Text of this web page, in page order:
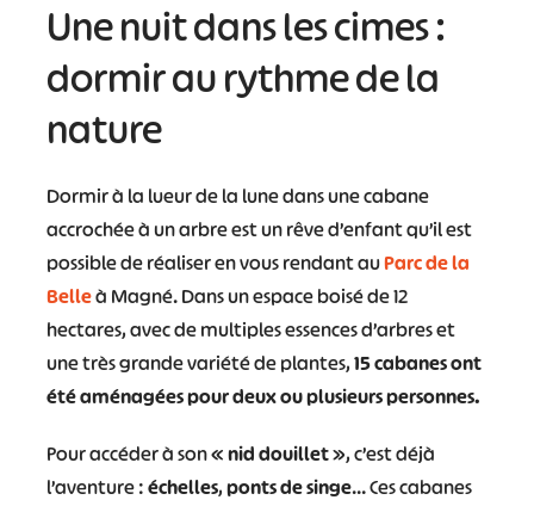
Une nuit dans les cimes :
dormir au rythme de la
nature
Dormir à la lueur de la lune dans une cabane
accrochée à un arbre est un rêve d’enfant qu’il est
possible de réaliser en vous rendant auParc de la
Belleà Magné. Dans un espace boisé de 12
hectares, avec de multiples essences d’arbres et
une très grande variété de plantes,15 cabanes ont
été aménagées pour deux ou plusieurs personnes.
Pour accéder à son «nid douillet», c’est déjà
l’aventure :échelles,ponts de singe… Ces cabanes